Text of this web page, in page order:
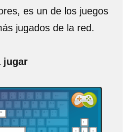
es un de los juegos
jugados de la red.
jugar